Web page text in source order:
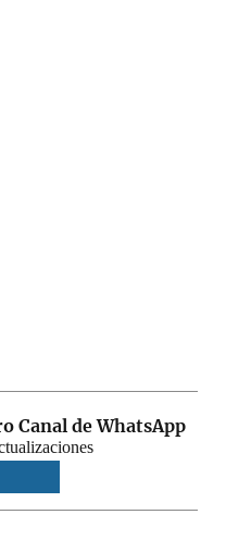
Canal de WhatsApp